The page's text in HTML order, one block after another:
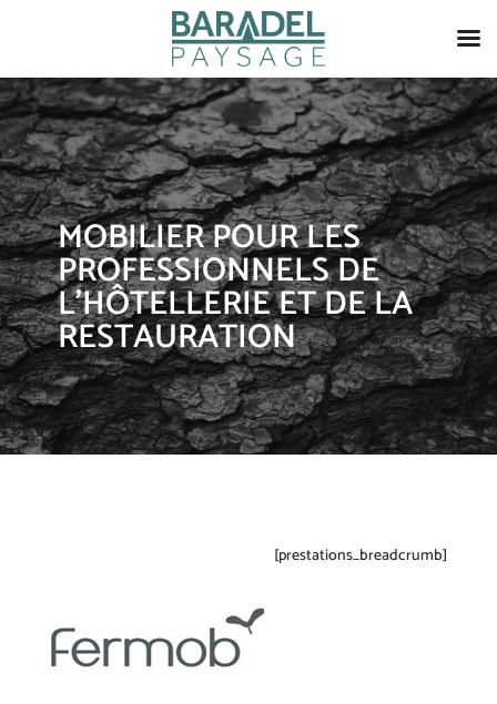
MOBILIER POUR LES
PROFESSIONNELS DE
L’HÔTELLERIE ET DE LA
RESTAURATION
[prestations_breadcrumb]